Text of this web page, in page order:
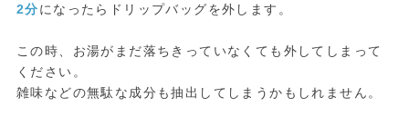
2分になったらドリップバッグを外します。
この時、お湯がまだ落ちきっていなくても外してしまって
ください。
雑味などの無駄な成分も抽出してしまうかもしれません。